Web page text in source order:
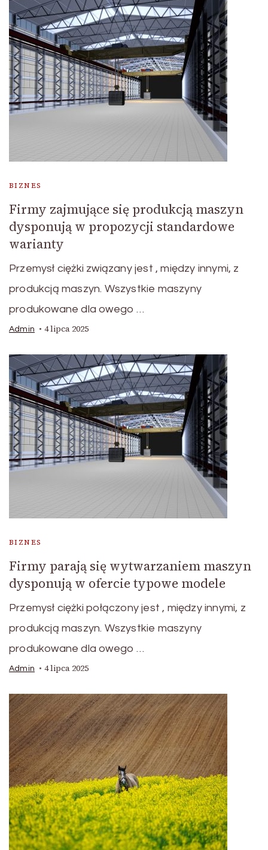
BIZNES
Firmy zajmujące się produkcją maszyn
dysponują w propozycji standardowe
warianty
Przemysł ciężki związany jest , między innymi, z
produkcją maszyn. Wszystkie maszyny
produkowane dla owego …
Admin 4 lipca 2025
BIZNES
Firmy parają się wytwarzaniem maszyn
dysponują w ofercie typowe modele
Przemysł ciężki połączony jest , między innymi, z
produkcją maszyn. Wszystkie maszyny
produkowane dla owego …
Admin 4 lipca 2025